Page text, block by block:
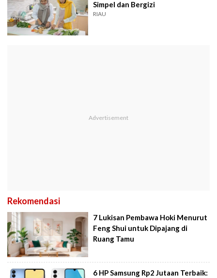
Simpel dan Bergizi
RIAU
Rekomendasi
7 Lukisan Pembawa Hoki Menurut
Feng Shui untuk Dipajang di
Ruang Tamu
6 HP Samsung Rp2 Jutaan Terbaik: